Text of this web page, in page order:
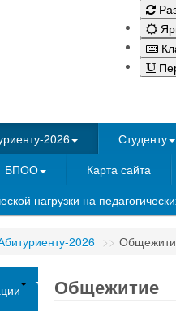
2026 Студенту
БПОО Карта сайта
нагрузки на
2026 >>
Шаблоны Joomla
Общежитие